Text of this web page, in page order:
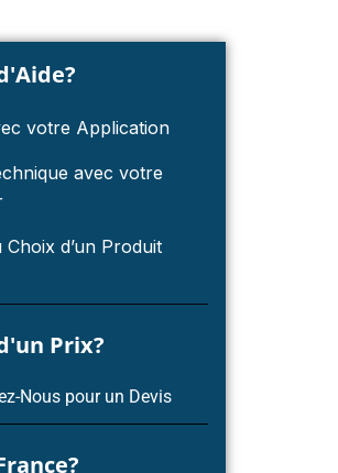
votre Application
avec votre
d’un Produit
Prix?
Nous pour un Devis